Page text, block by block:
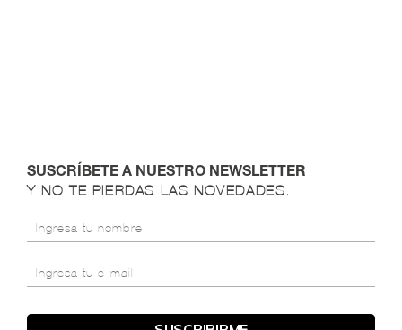
SUSCRÍBETE A NUESTRO NEWSLETTER
Y NO TE PIERDAS LAS NOVEDADES.